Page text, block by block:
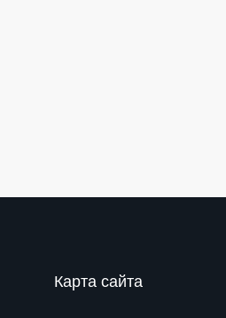
Карта сайта